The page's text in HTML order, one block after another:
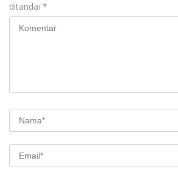
ditandai *